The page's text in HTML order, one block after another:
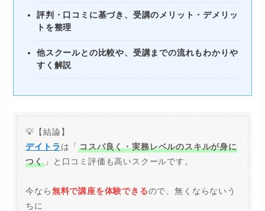
評判・口コミに基づき、受講のメリット・デメリッ
トを整理
他スクールとの比較や、受講までの流れもわかりや
すく解説
💡【結論】
デイトラ は「コスパ良く・実務レベルのスキルが身に
つく 」と口コミ評価も高いスクールです。
今なら無料で講座を体験できるので、無くならないう
ちに